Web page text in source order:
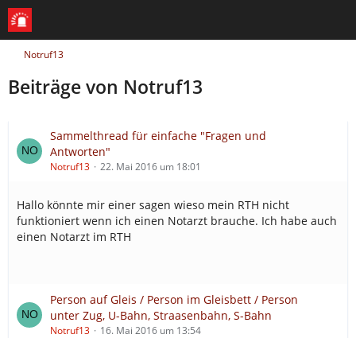
Notruf13
Beiträge von Notruf13
Sammelthread für einfache "Fragen und
Antworten"
Notruf13 22. Mai 2016 um 18:01
Hallo könnte mir einer sagen wieso mein RTH nicht
funktioniert wenn ich einen Notarzt brauche. Ich habe auch
einen Notarzt im RTH
Person auf Gleis / Person im Gleisbett / Person
unter Zug, U-Bahn, Straasenbahn, S-Bahn
Notruf13 16. Mai 2016 um 13:54